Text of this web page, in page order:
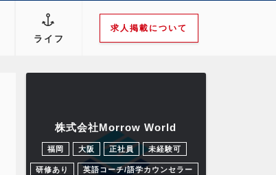
ライフ
求人掲載について
株式会社Morrow World
福岡 大阪 正社員 未経験可
研修あり 英語コーチ/語学カウンセラー